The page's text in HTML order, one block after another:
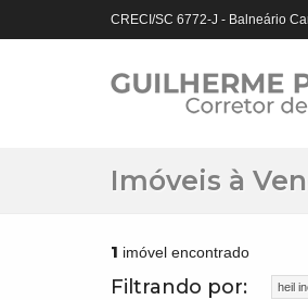
CRECI/SC 6772-J - Balneário
Imóveis à
1 imóvel encontrado
Filtrando por: heil